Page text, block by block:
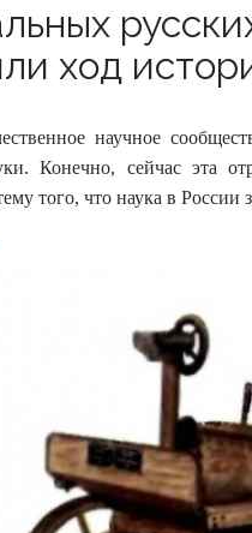
ход
научное
Конечно, сейчас эта
того, что наука в